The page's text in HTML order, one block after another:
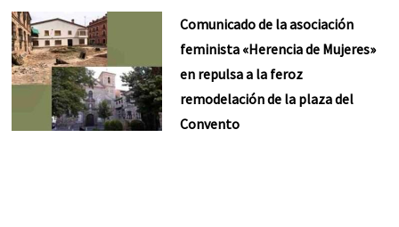
Comunicado de la asociación
feminista «Herencia de Mujeres»
en repulsa a la feroz
remodelación de la plaza del
Convento